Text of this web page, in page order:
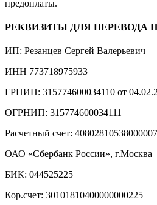
предоплаты.
РЕКВИЗИТЫ ДЛЯ ПЕРЕВОДА
ИП: Резанцев Сергей Валерьевич
ИНН 773718975933
ГРНИП: 315774600034110 от
ОГРНИП: 315774600034111
Расчетный счет:
ОАО «Сбербанк России», г.Москва
БИК: 044525225
Кор.счет: 30101810400000000225